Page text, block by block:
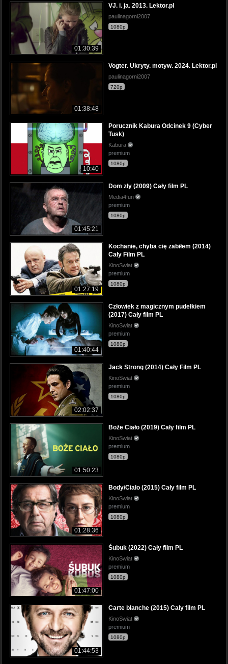
01:30:39
VJ. i. ja. 2013. Lektor.pl
paulinagorni2007
1080p
01:38:48
Vogter. Ukryty. motyw. 2024. Lektor.pl
paulinagorni2007
720p
10:40
Porucznik Kabura Odcinek 9 (Cyber
Tusk)
Kabura
premium
1080p
01:45:21
Dom zły (2009) Cały film PL
Media4fun
premium
1080p
01:27:19
Kochanie, chyba cię zabiłem (2014)
Cały Film PL
KinoSwiat
premium
1080p
01:40:44
Człowiek z magicznym pudełkiem
(2017) Cały film PL
KinoSwiat
premium
1080p
02:02:37
Jack Strong (2014) Cały Film PL
KinoSwiat
premium
1080p
01:50:23
Boże Ciało (2019) Cały film PL
KinoSwiat
premium
1080p
01:28:36
Body/Ciało (2015) Cały film PL
KinoSwiat
premium
1080p
01:47:00
Śubuk (2022) Cały film PL
KinoSwiat
premium
1080p
01:44:53
Carte blanche (2015) Cały film PL
KinoSwiat
premium
1080p